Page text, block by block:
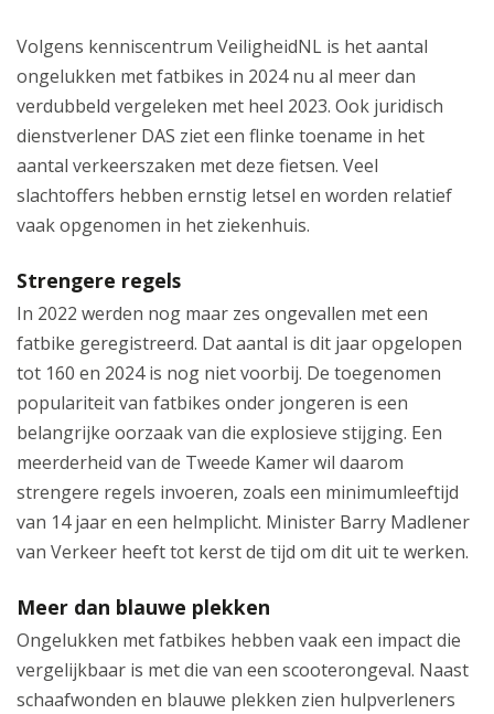
Volgens kenniscentrum VeiligheidNL is het aantal
ongelukken met fatbikes in 2024 nu al meer dan
verdubbeld vergeleken met heel 2023. Ook juridisch
dienstverlener DAS ziet een flinke toename in het
aantal verkeerszaken met deze fietsen. Veel
slachtoffers hebben ernstig letsel en worden relatief
vaak opgenomen in het ziekenhuis.
Strengere regels
In 2022 werden nog maar zes ongevallen met een
fatbike geregistreerd. Dat aantal is dit jaar opgelopen
tot 160 en 2024 is nog niet voorbij. De toegenomen
populariteit van fatbikes onder jongeren is een
belangrijke oorzaak van die explosieve stijging. Een
meerderheid van de Tweede Kamer wil daarom
strengere regels invoeren, zoals een minimumleeftijd
van 14 jaar en een helmplicht. Minister Barry Madlener
van Verkeer heeft tot kerst de tijd om dit uit te werken.
Meer dan blauwe plekken
Ongelukken met fatbikes hebben vaak een impact die
vergelijkbaar is met die van een scooterongeval. Naast
schaafwonden en blauwe plekken zien hulpverleners